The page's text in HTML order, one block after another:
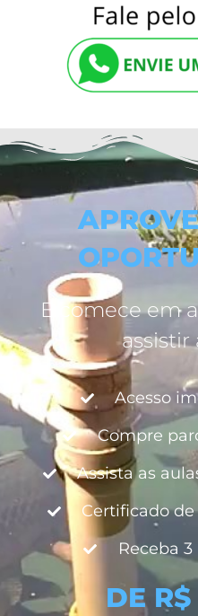
E comece em
assistir
Acesso
Compre
Assista as
Certificado
Receba
DE R$